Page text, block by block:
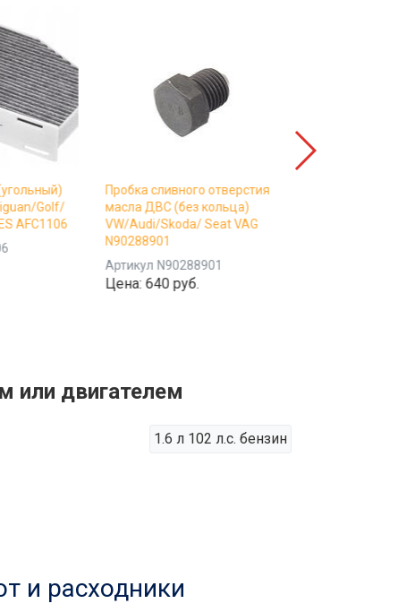
Golf/
AFC1106
Пробка сливного отверстия
масла ДВС (без кольца)
VW/Audi/Skoda/ Seat VAG
N90288901
Артикул N90288901
Цена: 640 руб.
или двигателем
1.6 л 102 л.с. бензин
и расходники